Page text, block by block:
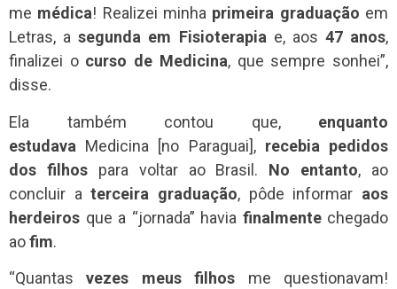
me médica! Realizei minha primeira graduação em
Letras, asegunda em Fisioterapia e, aos 47 anos,
finalizei o curso de Medicina, que sempre sonhei”,
disse.
Ela também contou que,enquanto
estudava Medicina [no Paraguai], recebia pedidos
dos filhospara voltar ao Brasil. No entanto, ao
concluir aterceira graduação, pôde informar aos
herdeiros que a “jornada” havia finalmentechegado
aofim.
“Quantasvezes meus filhos me questionavam!